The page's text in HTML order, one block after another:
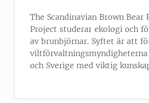
The Scandinavian Brown Bear
Project studerar ekologi och
av brunbjörnar. Syftet är att
viltförvaltningsmyndigheterna
och Sverige med viktig